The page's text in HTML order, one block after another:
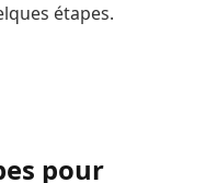
étapes.
pour